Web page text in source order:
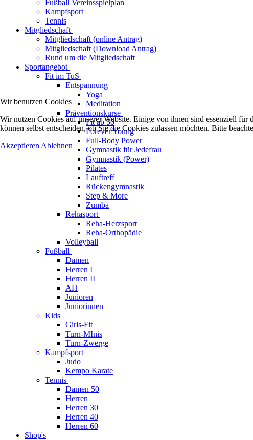
Fußball Vereinsspielplan
Kampfsport
Tennis
Mitgliedschaft
Mitgliedschaft (online Antrag)
Mitgliedschaft (Download Antrag)
Rund um die Mitgliedschaft
Sportangebot
Fit im TuS
Entspannung
Yoga
Meditation
Präventionskurse
Fit ab 50
Forever Young
Full-Body Power
Gymnastik für Jedefrau
Gymnastik (Power)
Pilates
Lauftreff
Rückengymnastik
Step & More
Zumba
Rehasport
Reha-Herzsport
Reha-Orthopädie
Volleyball
Fußball
Damen
Herren I
Herren II
AH
Junioren
Juniorinnen
Kids
Girls-Fit
Turn-MInis
Turn-Zwerge
Kampfsport
Judo
Kempo Karate
Tennis
Damen 50
Herren
Herren 30
Herren 40
Herren 60
Shop's
Wir benutzen Cookies
Wir nutzen Cookies auf unserer Website. Einige von ihnen sind essenziell
können selbst entscheiden, ob Sie die Cookies zulassen möchten. Bitte
Akzeptieren Ablehnen